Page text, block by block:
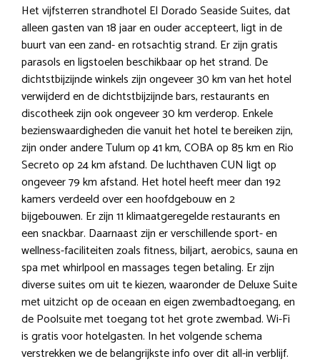
Het vijfsterren strandhotel El Dorado Seaside Suites, dat
alleen gasten van 18 jaar en ouder accepteert, ligt in de
buurt van een zand- en rotsachtig strand. Er zijn gratis
parasols en ligstoelen beschikbaar op het strand. De
dichtstbijzijnde winkels zijn ongeveer 30 km van het hotel
verwijderd en de dichtstbijzijnde bars, restaurants en
discotheek zijn ook ongeveer 30 km verderop. Enkele
bezienswaardigheden die vanuit het hotel te bereiken zijn,
zijn onder andere Tulum op 41 km, COBA op 85 km en Rio
Secreto op 24 km afstand. De luchthaven CUN ligt op
ongeveer 79 km afstand. Het hotel heeft meer dan 192
kamers verdeeld over een hoofdgebouw en 2
bijgebouwen. Er zijn 11 klimaatgeregelde restaurants en
een snackbar. Daarnaast zijn er verschillende sport- en
wellness-faciliteiten zoals fitness, biljart, aerobics, sauna en
spa met whirlpool en massages tegen betaling. Er zijn
diverse suites om uit te kiezen, waaronder de Deluxe Suite
met uitzicht op de oceaan en eigen zwembadtoegang, en
de Poolsuite met toegang tot het grote zwembad. Wi-Fi
is gratis voor hotelgasten. In het volgende schema
verstrekken we de belangrijkste info over dit all-in verblijf.